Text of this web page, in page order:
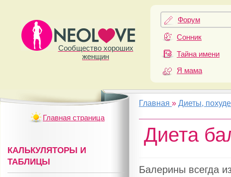
Сообщество хороших
женщин
Форум
Сонник
Тайна имени
Я мама
Главная »Диеты,
Диета
Балерины всегда
Главная страница
КАЛЬКУЛЯТОРЫ И
ТАБЛИЦЫ